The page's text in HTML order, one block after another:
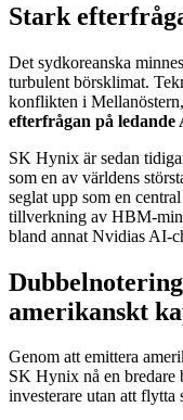
Stark
Det sydkoreanska
turbulent börsklimat.
konflikten i
efterfrågan på
SK Hynix är sedan
som en av världens
seglat upp som en
tillverkning av HBM-
bland annat Nvidias AI-
amerikanskt
Genom att emittera
SK Hynix nå en bredare
investerare utan att